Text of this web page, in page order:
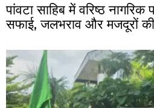
पांवटा साहिब में वरिष्ठ
सफाई, जलभराव और मजदूरों की